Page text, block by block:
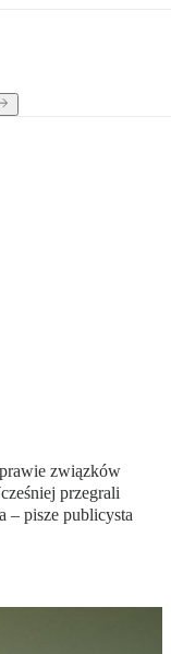
związków
przegrali
– pisze publicysta